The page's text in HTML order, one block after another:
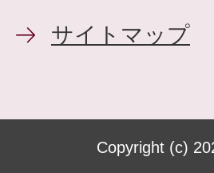
サイトマップ
Copyright (c)